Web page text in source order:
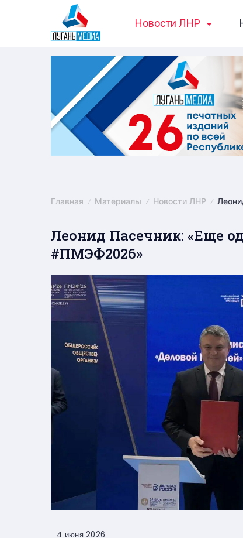
Новости ЛНР
Главная Материалы Новости ЛНР
Леонид Пасечник: «Еще
#ПМЭФ2026»
4 июня 2026